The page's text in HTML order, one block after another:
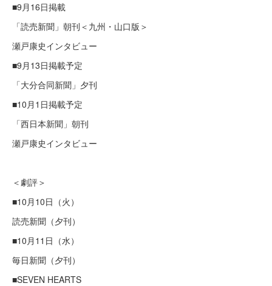
■9月16日掲載
「読売新聞」朝刊＜九州・山口版＞
瀬戸康史インタビュー
■9月13日掲載予定
「大分合同新聞」夕刊
■10月1日掲載予定
「西日本新聞」朝刊
瀬戸康史インタビュー​
＜劇評＞
■10月10日（火）
読売新聞（夕刊）
■10月11日（水）
毎日新聞（夕刊）
■SEVEN HEARTS